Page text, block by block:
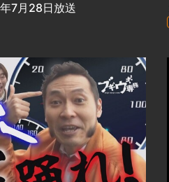
7月28日放送